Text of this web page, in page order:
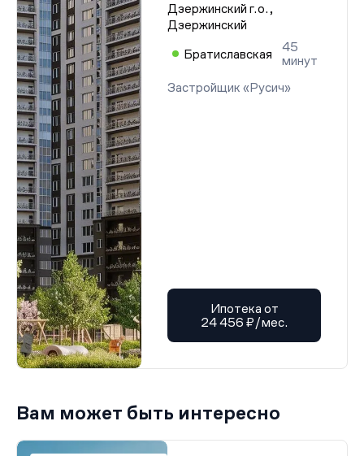
Дзержинский г.о.,
Дзержинский
Братиславская
45
минут
Застройщик «Русич»
Ипотека от
24 456 ₽/мес.
Вам может быть интересно